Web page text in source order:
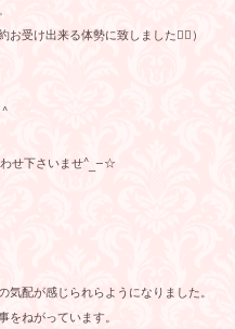
お受け出来る体勢に致しました🙇‍♀️）
せ下さいませ^_−☆
配が感じられらようになりました。
をねがっています。